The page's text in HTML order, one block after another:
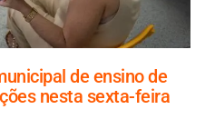
de ensino de
nesta sexta-feira